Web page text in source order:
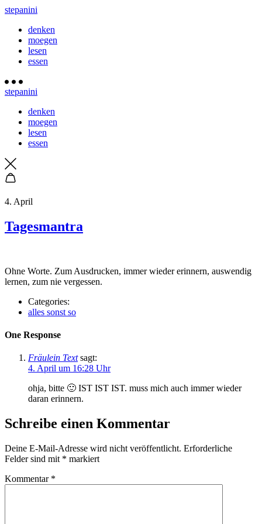
stepanini
denken
moegen
lesen
essen
stepanini
denken
moegen
lesen
essen
4. April
Tagesmantra
Ohne Worte. Zum Ausdrucken, immer wieder erinnern, auswendig
lernen, zum nie vergessen.
Categories:
alles sonst so
One Response
Fräulein Text sagt:
4. April um 16:28 Uhr
ohja, bitte 🙂 IST IST IST. muss mich auch immer wieder
daran erinnern.
Schreibe einen Kommentar
Deine E-Mail-Adresse wird nicht veröffentlicht. Erforderliche
Felder sind mit * markiert
Kommentar *